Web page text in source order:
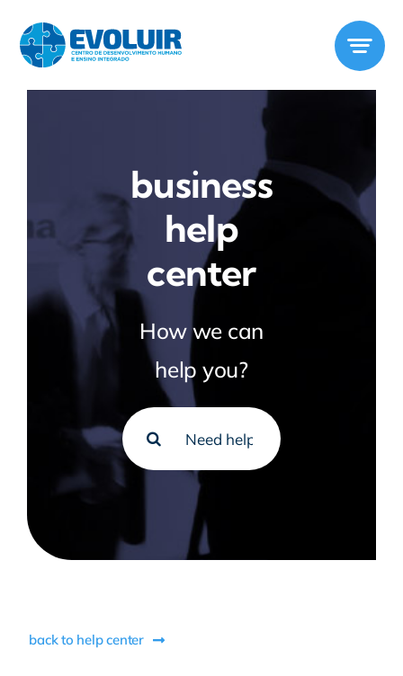
para
conteúdo
business
help
center
How we can
help you?
Buscar
resultados
para:
back to help center